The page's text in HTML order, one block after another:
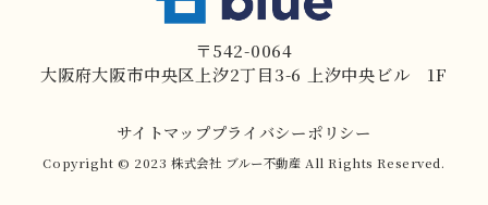
〒542-0064
大阪府大阪市中央区上汐2丁目3-6 上汐中央ビル 1F
サイトマッププライバシーポリシー
Copyright ©︎ 2023 株式会社 ブルー不動産 All Rights Reserved.